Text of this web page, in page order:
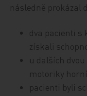
následně prokázal
dva pacienti s
získali
u dalších
motoriky
pacienti byli